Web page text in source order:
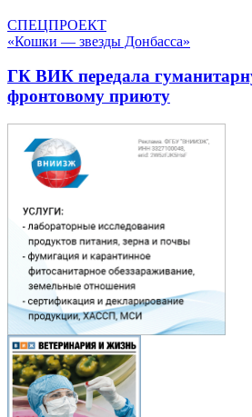
СПЕЦПРОЕКТ
«Кошки — звезды Донбасса»
ГК ВИК передала
фронтовому приюту